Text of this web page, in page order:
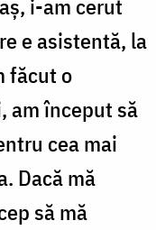
i-am cerut
e asistentă, la
făcut o
am început să
cea mai
Dacă mă
să mă